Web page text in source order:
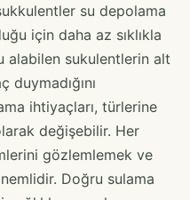
su depolama
için daha az sıklıkla
alabilen sukulentlerin alt
ihtiyaçları, türlerine
değişebilir. Her
gözlemlemek ve
Doğru sulama